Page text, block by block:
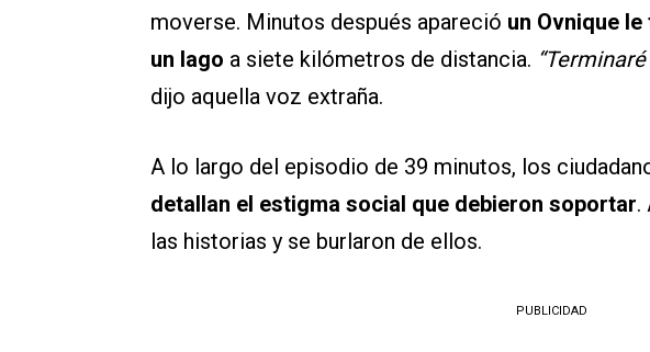
moverse. Minutos después apareció un Ovnique
un lago a siete kilómetros de distancia.
dijo aquella voz extraña.
A lo largo del episodio de 39 minutos, los
detallan el estigma social que debieron soportar.
las historias y se burlaron de ellos.
PUBLICIDAD